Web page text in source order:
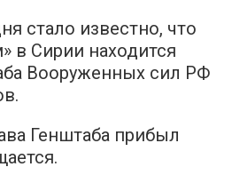
стало известно, что
в Сирии находится
Вооруженных сил РФ
Генштаба прибыл